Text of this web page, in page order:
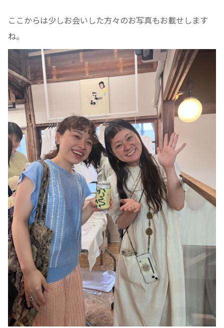
ここからは少しお会いした方々のお写真もお載せします
ね。